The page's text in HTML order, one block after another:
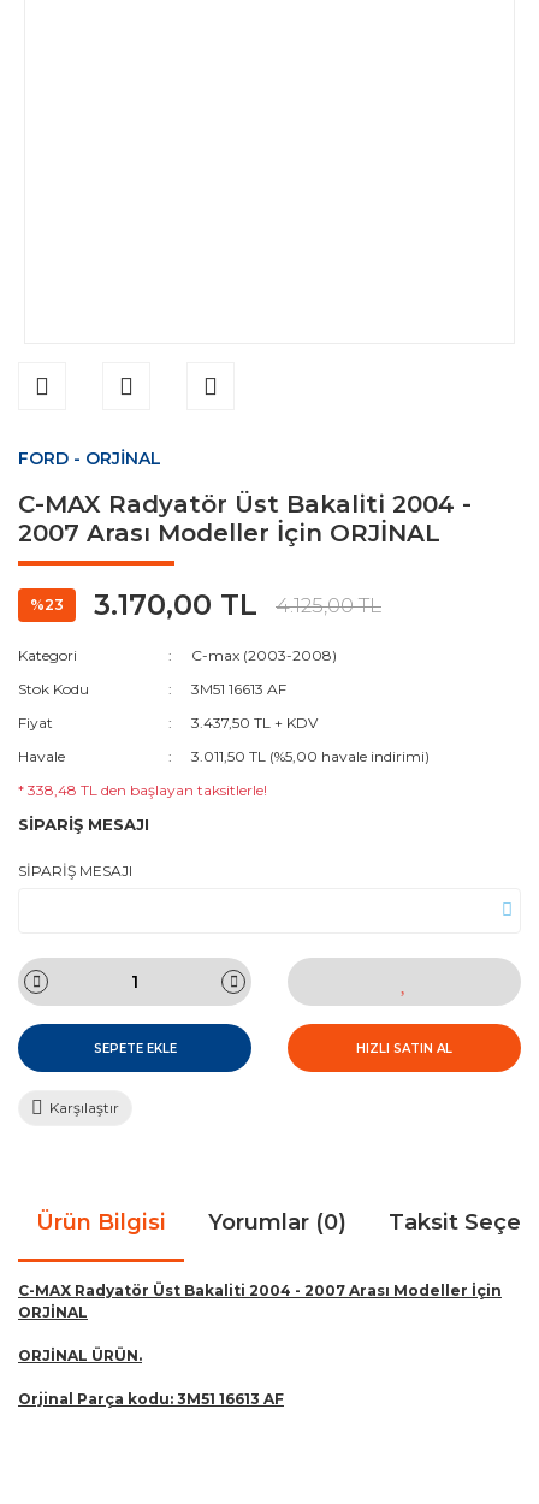
FORD - ORJİNAL
C-MAX Radyatör Üst Bakaliti 2004 -
2007 Arası Modeller İçin ORJİNAL
%23 3.170,00 TL 4.125,00 TL
Kategori
C-max (2003-2008)
Stok Kodu
3M51 16613 AF
Fiyat
3.437,50 TL + KDV
Havale
3.011,50 TL (%5,00 havale indirimi)
* 338,48 TL den başlayan taksitlerle!
SİPARİŞ MESAJI
SİPARİŞ MESAJI
SEPETE EKLE HIZLI SATIN AL
Karşılaştır
Ürün Bilgisi Yorumlar (0) Taksit
C-MAX Radyatör Üst Bakaliti 2004 - 2007 Arası Modeller İçin
ORJİNAL
ORJİNAL ÜRÜN.
Orjinal Parça kodu: 3M51 16613 AF